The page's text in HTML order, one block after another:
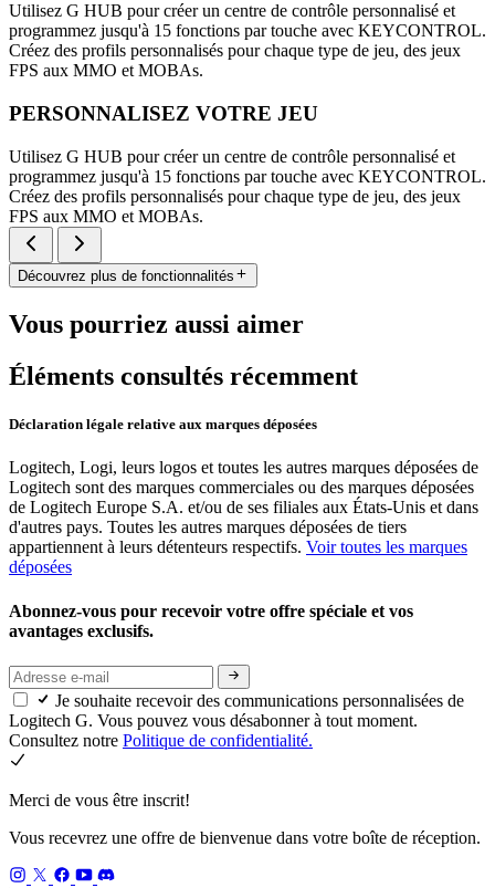
Utilisez G HUB pour créer un centre de contrôle personnalisé et
programmez jusqu'à 15 fonctions par touche avec KEYCONTROL.
Créez des profils personnalisés pour chaque type de jeu, des jeux
FPS aux MMO et MOBAs.
PERSONNALISEZ VOTRE JEU
Utilisez G HUB pour créer un centre de contrôle personnalisé et
programmez jusqu'à 15 fonctions par touche avec KEYCONTROL.
Créez des profils personnalisés pour chaque type de jeu, des jeux
FPS aux MMO et MOBAs.
Découvrez plus de fonctionnalités
Vous pourriez aussi aimer
Éléments consultés récemment
Déclaration légale relative aux marques déposées
Logitech, Logi, leurs logos et toutes les autres marques déposées de
Logitech sont des marques commerciales ou des marques déposées
de Logitech Europe S.A. et/ou de ses filiales aux États-Unis et dans
d'autres pays. Toutes les autres marques déposées de tiers
appartiennent à leurs détenteurs respectifs. Voir toutes les marques
déposées
Abonnez-vous pour recevoir votre offre spéciale et vos
avantages exclusifs.
Je souhaite recevoir des communications personnalisées de
Logitech G. Vous pouvez vous désabonner à tout moment.
Consultez notre Politique de confidentialité.
Merci de vous être inscrit!
Vous recevrez une offre de bienvenue dans votre boîte de réception.